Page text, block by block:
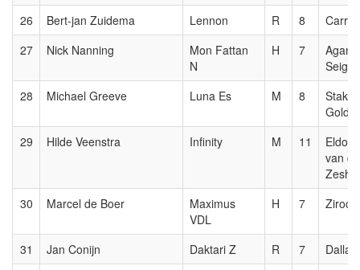
26
Bert-jan Zuidema Lennon R 8
27
Nick Nanning
Mon Fattan
N
H 7
28
Michael Greeve Luna Es M 8
Gold
29
Hilde Veenstra Infinity M 11
van de
30
Marcel de Boer
Maximus
VDL
H 7
31 Jan Conijn Daktari Z R 7